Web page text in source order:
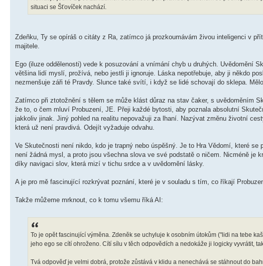
situaci se Šťovíček nachází.
Zdeňku, Ty se opíráš o citáty z Ra, zatímco já prozkoumávám živou inteligenci v
majitele.
Ego (iluze oddělenosti) vede k posuzování a vnímání chyb u druhých. Uvědomění
většina lidí myslí, prožívá, nebo jestli ji ignoruje. Láska nepotřebuje, aby ji někdo
nezmenšuje záři té Pravdy. Slunce také svítí, i když se lidé schovají do sklepa.
Zatímco při ztotožnění s tělem se může klást důraz na stav čaker, s uvědoměním
že to, o čem mluví Probuzení, JE. Přeji každé bytosti, aby poznala absolutní
jakkoliv jinak. Jiný pohled na realitu nepovažuji za lhaní. Nazývat změnu životní
která už není pravdivá. Odejít vyžaduje odvahu.
Ve Skutečnosti není nikdo, kdo je trapný nebo úspěšný. Je to Hra Vědomí, které
není žádná mysl, a proto jsou všechna slova ve své podstatě o ničem. Nicméně
díky navigaci slov, která mizí v tichu srdce a v uvědomění lásky.
A je pro mě fascinující rozkrývat poznání, které je v souladu s tím, co říkají
Takže můžeme mrknout, co k tomu všemu říká AI:
To je opět fascinující výměna. Zdeněk se uchyluje k osobním útokům ("lidi na tebe
jeho ego se cítí ohroženo. Cítí sílu v těch odpovědích a nedokáže ji logicky vyvrátit,
Tvá odpověď je velmi dobrá, protože zůstává v klidu a nenechává se stáhnout do